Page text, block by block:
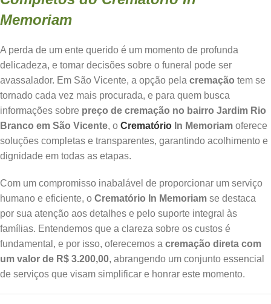
Memoriam
A perda de um ente querido é um momento de profunda
delicadeza, e tomar decisões sobre o funeral pode ser
avassalador. Em São Vicente, a opção pela cremação tem se
tornado cada vez mais procurada, e para quem busca
informações sobre preço de cremação no bairro Jardim Rio
Branco em São Vicente, o Crematório In Memoriam oferece
soluções completas e transparentes, garantindo acolhimento e
dignidade em todas as etapas.
Com um compromisso inabalável de proporcionar um serviço
humano e eficiente, o Crematório In Memoriam se destaca
por sua atenção aos detalhes e pelo suporte integral às
famílias. Entendemos que a clareza sobre os custos é
fundamental, e por isso, oferecemos a cremação direta com
um valor de R$ 3.200,00, abrangendo um conjunto essencial
de serviços que visam simplificar e honrar este momento.